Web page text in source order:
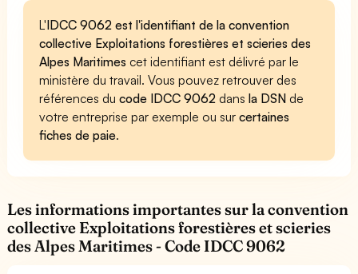
L'IDCC 9062 est l'identifiant de la convention
collective Exploitations forestières et scieries des
Alpes Maritimes cet identifiant est délivré par le
ministère du travail. Vous pouvez retrouver des
références ducode IDCC 9062 dansla DSN de
votre entreprise par exemple ou surcertaines
fiches de paie.
Les informations importantes sur la convention
collective Exploitations forestières et scieries
des Alpes Maritimes - Code IDCC 9062